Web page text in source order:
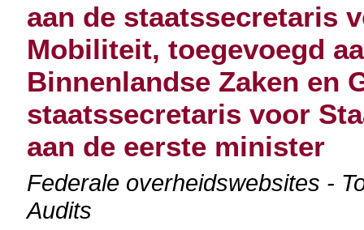
aan de staatssecretaris
Mobiliteit, toegevoegd
Binnenlandse Zaken en
staatssecretaris voor
aan de eerste minister
Federale overheidswebsites -
Audits